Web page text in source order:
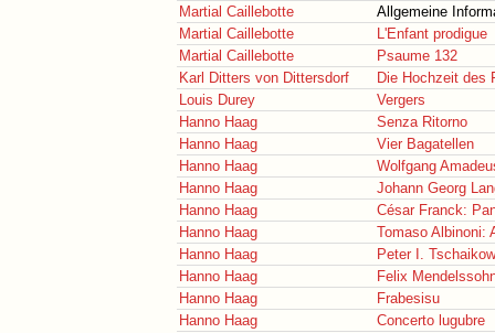
Martial Caillebotte
Allgemeine
Martial Caillebotte
L'Enfant prodigue
Martial Caillebotte
Psaume 132
Karl Ditters von Dittersdorf
Die Hochzeit des
Louis Durey
Vergers
Hanno Haag
Senza Ritorno
Hanno Haag
Vier Bagatellen
Hanno Haag
Wolfgang
Hanno Haag
Johann Georg
Hanno Haag
César Franck:
Hanno Haag
Tomaso Albinoni:
Hanno Haag
Peter I.
Hanno Haag
Felix
Hanno Haag
Frabesisu
Hanno Haag
Concerto lugubre